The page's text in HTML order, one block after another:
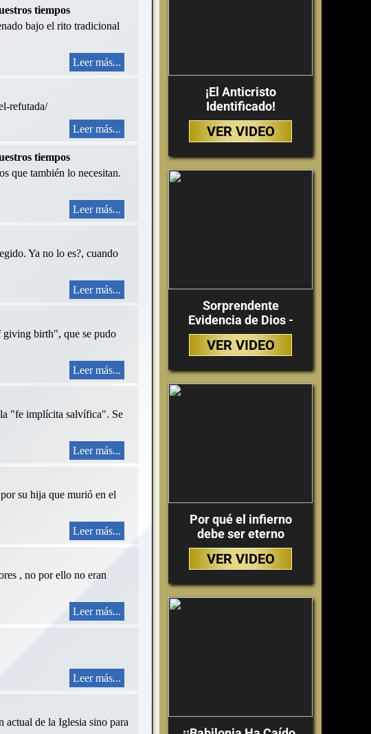
tiempos
bajo el rito tradicional
Leer más...
refutada/
Leer más...
tiempos
que también lo necesitan.
Leer más...
Ya no lo es?, cuando
Leer más...
giving birth", que se pudo
Leer más...
la "fe implícita salvífica". Se
Leer más...
su hija que murió en el
Leer más...
, no por ello no eran
Leer más...
Leer más...
de la Iglesia sino para
¡El Anticristo
Identificado!
VER VIDEO
Sorprendente
Evidencia de Dios -
VER VIDEO
Por qué el infierno
debe ser eterno
VER VIDEO